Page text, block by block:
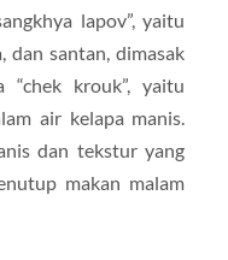
lapov”, yaitu
dan santan, dimasak
krouk”, yaitu
air kelapa manis.
dan tekstur yang
makan malam